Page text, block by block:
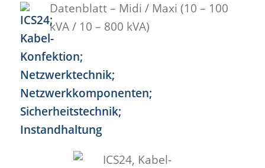
Datenblatt – Midi / Maxi (10 – 100
kVA / 10 – 800 kVA)